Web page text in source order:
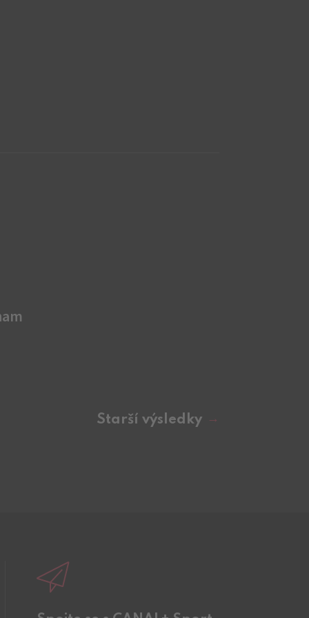
Starší výsledky